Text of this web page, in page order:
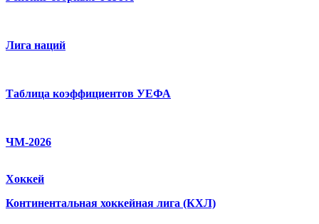
Лига наций
Таблица коэффициентов УЕФА
ЧМ-2026
Хоккей
Континентальная хоккейная лига (КХЛ)